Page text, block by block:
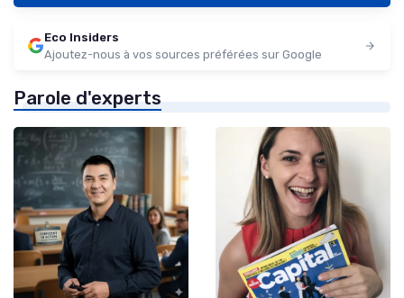
Eco Insiders
Ajoutez-nous à vos sources préférées sur Google
Parole d'experts